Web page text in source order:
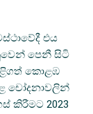
එය
පෙනී සිටි
කොළඹ
චෝදනාවලින්
කිරීමට 2023